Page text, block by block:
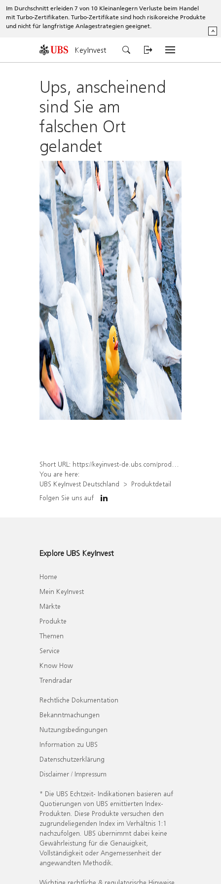
Im Durchschnitt erleiden 7 von 10 Kleinanlegern Verluste beim Handel
mit Turbo-Zertifikaten. Turbo-Zertifikate sind hoch risikoreiche Produkte
und nicht für langfristige Anlagestrategien geeignet.
^
KeyInvest
Ups, anscheinend
sind Sie am
falschen Ort
gelandet
Short URL: https://keyinvest-de.ubs.com/produkt/detail/index/isin/DE000WA107Y6
You are here:
UBS KeyInvest Deutschland
Produktdetail
Folgen Sie uns auf
Explore UBS KeyInvest
Home
Mein KeyInvest
Märkte
Produkte
Themen
Service
Know How
Trendradar
Rechtliche Dokumentation
Bekanntmachungen
Nutzungsbedingungen
Information zu UBS
Datenschutzerklärung
Disclaimer / Impressum
* Die UBS Echtzeit- Indikationen basieren auf
Quotierungen von UBS emittierten Index-
Produkten. Diese Produkte versuchen den
zugrundeliegenden Index im Verhältnis 1:1
nachzufolgen. UBS übernimmt dabei keine
Gewährleistung für die Genauigkeit,
Vollständigkeit oder Angemessenheit der
angewandten Methodik.